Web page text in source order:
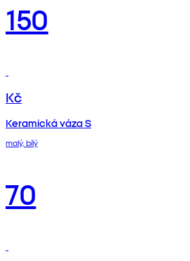
150
Kč
Keramická váza S
malý, bílý
70